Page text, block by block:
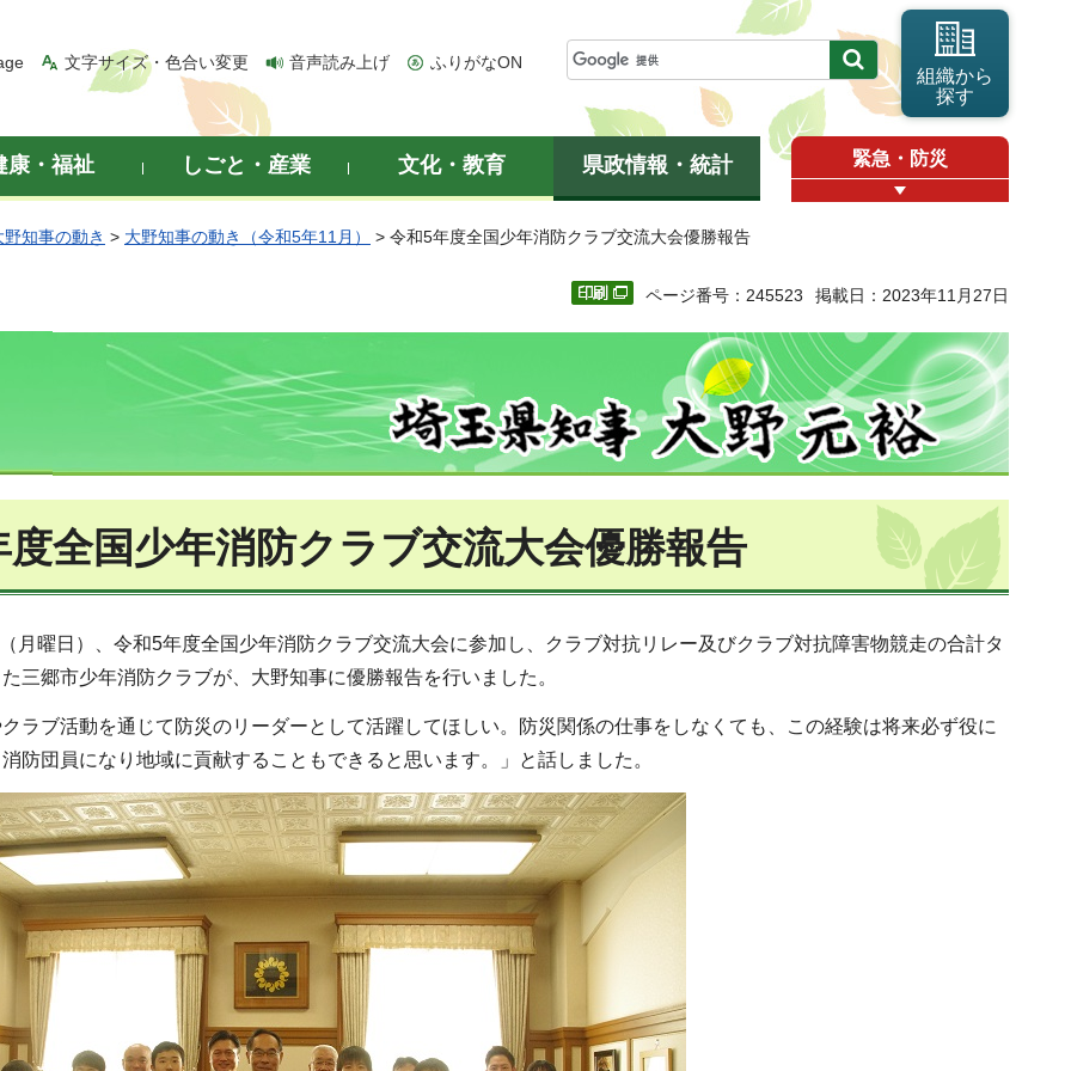
文字サイズ・色合い変更 音声読み上げ ふりがなON
組織から
探す
康・福祉 しごと・産業 文化・教育 県政情報・統計 緊急・防災
野知事の動き > 大野知事の動き（令和5年11月） > 令和5年度全国少年消防クラブ交流大会優勝報告
ページ番号：245523 掲載日：2023年11月27日
度全国少年消防クラブ交流大会優勝報告
月曜日）、令和5年度全国少年消防クラブ交流大会に参加し、クラブ対抗リレー及びクラブ対抗障害物競走の合計タ
三郷市少年消防クラブが、大野知事に優勝報告を行いました。
ラブ活動を通じて防災のリーダーとして活躍してほしい。防災関係の仕事をしなくても、この経験は将来必ず役に
防団員になり地域に貢献することもできると思います。」と話しました。